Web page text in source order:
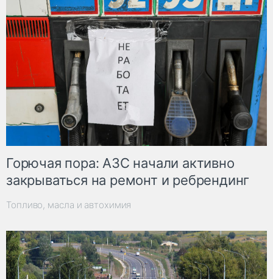
Горючая пора: АЗС начали активно
закрываться на ремонт и ребрендинг
Топливо, масла и автохимия